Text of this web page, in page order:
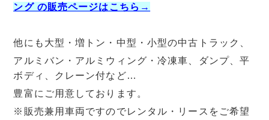
ング の販売ページはこちら→
他にも大型・増トン・中型・小型の中古トラック、
アルミバン・アルミウィング・冷凍車、ダンプ、平
ボディ、クレーン付など…
豊富にご用意しております。
※販売兼用車両ですのでレンタル・リースをご希望